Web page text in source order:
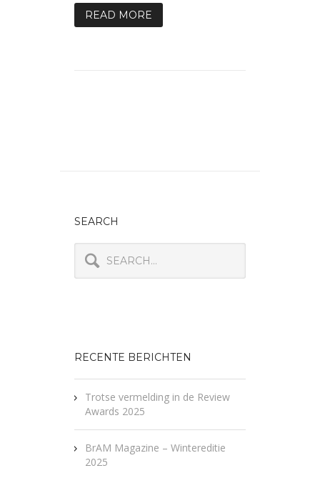
READ MORE
SEARCH
RECENTE BERICHTEN
Trotse vermelding in de Review
Awards 2025
BrAM Magazine – Wintereditie
2025